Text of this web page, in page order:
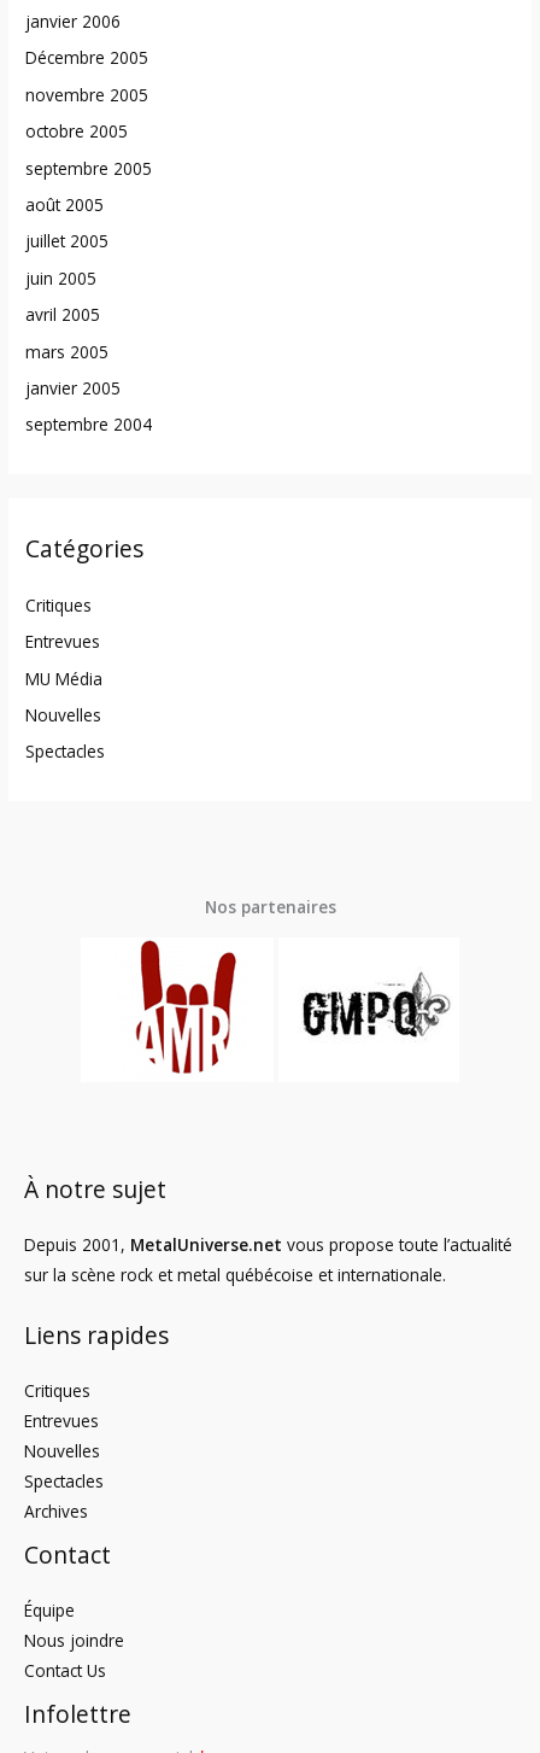
janvier 2006
Décembre 2005
novembre 2005
octobre 2005
septembre 2005
août 2005
juillet 2005
juin 2005
avril 2005
mars 2005
janvier 2005
septembre 2004
Catégories
Critiques
Entrevues
MU Média
Nouvelles
Spectacles
Nos partenaires
À notre sujet
Depuis 2001, MetalUniverse.net vous propose toute l’actualité
sur la scène rock et metal québécoise et internationale.
Liens rapides
Critiques
Entrevues
Nouvelles
Spectacles
Archives
Contact
Équipe
Nous joindre
Contact Us
Infolettre